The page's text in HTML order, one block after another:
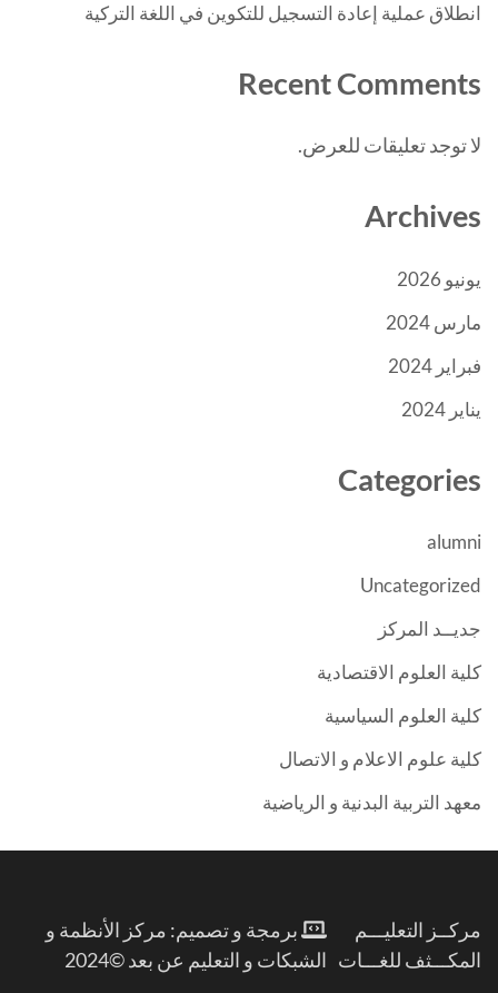
انطلاق عملية إعادة التسجيل للتكوين في اللغة التركية
Recent Comments
لا توجد تعليقات للعرض.
Archives
يونيو 2026
مارس 2024
فبراير 2024
يناير 2024
Categories
alumni
Uncategorized
جديــد المركز
كلية العلوم الاقتصادية
كلية العلوم السياسية
كلية علوم الاعلام و الاتصال
معهد التربية البدنية و الرياضية
مركــز التعليـــم
المكـــثف للغـــات
برمجة و تصميم: مركز الأنظمة و
الشبكات و التعليم عن بعد ©2024